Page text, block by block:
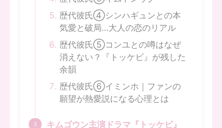
歴代彼氏④シンハギュンとの本
気愛と破局…大人の恋のリアル
歴代彼氏⑤コンユとの噂はなぜ
消えない？『トッケビ』が残した
余韻
歴代彼氏⑥イミンホ｜ファンの
願望が熱愛説になる心理とは
キムゴウン主演ドラマ『トッケビ』